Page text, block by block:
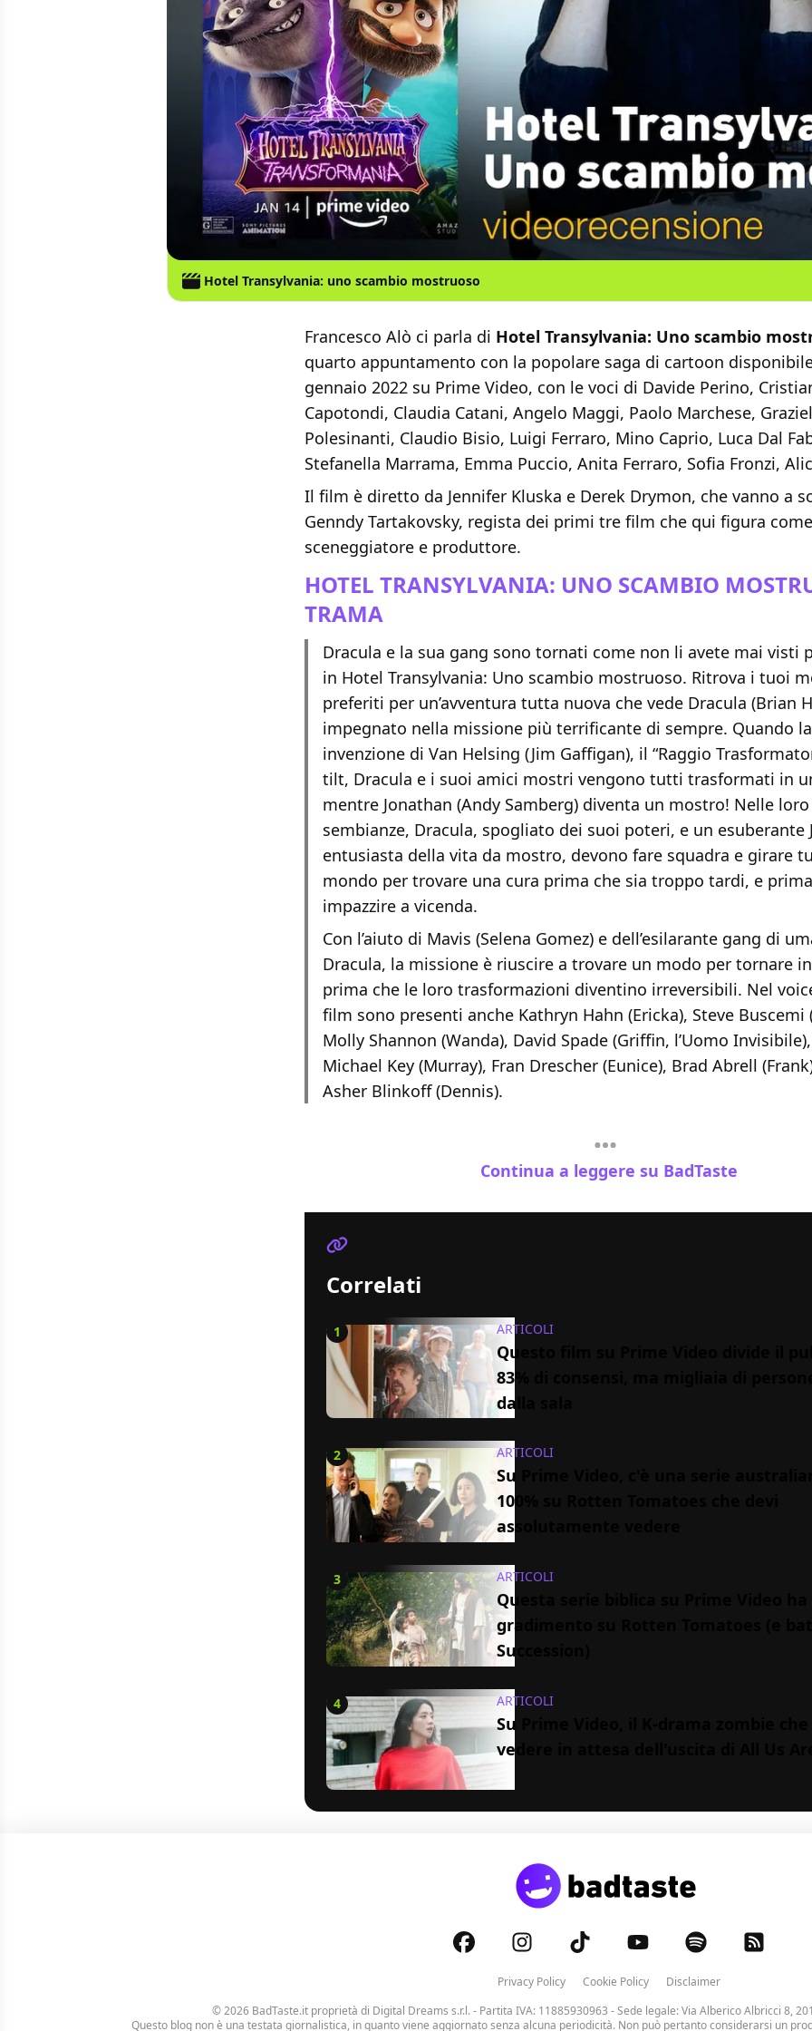
Hotel Transylvania: uno scambio mostruoso
Francesco Alò ci parla di Hotel Transylvania: Uno scambio
quarto appuntamento con la popolare saga di cartoon
gennaio 2022 su Prime Video, con le voci di Davide Perino,
Capotondi, Claudia Catani, Angelo Maggi, Paolo Marchese,
Polesinanti, Claudio Bisio, Luigi Ferraro, Mino Caprio, Luca Dal
Stefanella Marrama, Emma Puccio, Anita Ferraro, Sofia Fronzi,
Il film è diretto da Jennifer Kluska e Derek Drymon, che vanno a
Genndy Tartakovsky, regista dei primi tre film che qui figura come
sceneggiatore e produttore.
HOTEL TRANSYLVANIA: UNO SCAMBIO
TRAMA
Dracula e la sua gang sono tornati come non li avete mai visti
in Hotel Transylvania: Uno scambio mostruoso. Ritrova i tuoi
preferiti per un’avventura tutta nuova che vede Dracula (Brian
impegnato nella missione più terrificante di sempre. Quando
invenzione di Van Helsing (Jim Gaffigan), il “Raggio
tilt, Dracula e i suoi amici mostri vengono tutti trasformati in
mentre Jonathan (Andy Samberg) diventa un mostro! Nelle
sembianze, Dracula, spogliato dei suoi poteri, e un esuberante
entusiasta della vita da mostro, devono fare squadra e girare
mondo per trovare una cura prima che sia troppo tardi, e
impazzire a vicenda.
Con l’aiuto di Mavis (Selena Gomez) e dell’esilarante gang di
Dracula, la missione è riuscire a trovare un modo per tornare
prima che le loro trasformazioni diventino irreversibili. Nel
film sono presenti anche Kathryn Hahn (Ericka), Steve Buscemi
Molly Shannon (Wanda), David Spade (Griffin, l’Uomo
Michael Key (Murray), Fran Drescher (Eunice), Brad Abrell
Asher Blinkoff (Dennis).
Continua a leggere su BadTaste
Correlati
1 ARTICOLI
Questo film su Prime Video divide il
83% di consensi, ma migliaia di
dalla sala
2 ARTICOLI
Su Prime Video, c'è una serie
100% su Rotten Tomatoes che devi
assolutamente vedere
3 ARTICOLI
Questa serie biblica su Prime Video ha
gradimento su Rotten Tomatoes (e
Succession)
4 ARTICOLI
Su Prime Video, il K-drama zombie che
vedere in attesa dell'uscita di All Us Are
Privacy Policy Cookie Policy
Disclaimer
© 2026 BadTaste.it proprietà di Digital Dreams s.r.l.- Partita IVA: 11885930963 - Sede legale: Via Alberico Albricci 8,
Questo blog non è una testata giornalistica, in quanto viene aggiornato senza alcuna periodicità. Non può pertanto considerarsi un